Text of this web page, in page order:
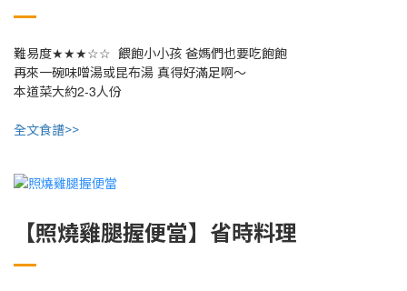
難易度★★★☆☆ 餵飽小小孩 爸媽們也要吃飽飽
再來一碗味噌湯或昆布湯 真得好滿足啊～
本道菜大約2-3人份
全文食譜>>
【照燒雞腿握便當】省時料理